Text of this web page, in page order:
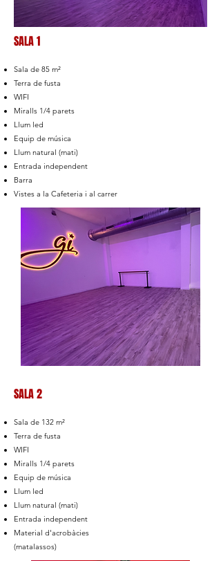
SALA 1
Sala de 85 m²
Terra de fusta
WIFI
Miralls 1/4 parets
Llum led
Equip de música
Llum natural (mati)
Entrada independent
Barra
Vistes a la Cafeteria i al carrer
SALA 2
Sala de 132 m²
Terra de fusta
WIFI
Miralls 1/4 parets
Equip de música
Llum led
Llum natural (mati)
Entrada independent
Material d'acrobàcies
(matalassos)